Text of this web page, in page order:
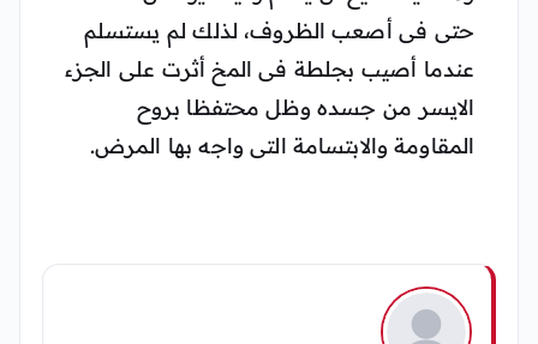
حتى فى أصعب الظروف، لذلك لم يستسلم
عندما أصيب بجلطة فى المخ أثرت على الجزء
الايسر من جسده وظل محتفظا بروح
المقاومة والابتسامة التى واجه بها المرض.